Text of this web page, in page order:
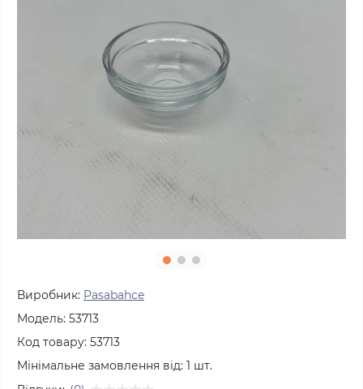
Виробник: Pasabahce
Модель: 53713
Код товару: 53713
Мінімальне замовлення від: 1 шт.